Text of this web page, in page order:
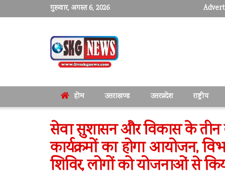
गुरूवार, अगस्त 6, 2026
होम उत्तराखण्ड उत्तरप्रदेश राष्ट्रीय
सेवा सुशासन और विकास के तीन
कार्यक्रमों का होगा आयोजन,
शिविर, लोगों को योजनाओं से